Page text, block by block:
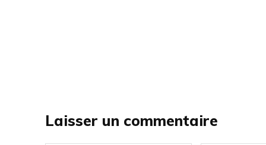
Laisser un commentaire